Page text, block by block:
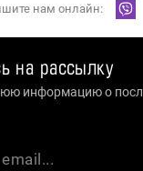
нам онлайн:
на рассылку
информацию о